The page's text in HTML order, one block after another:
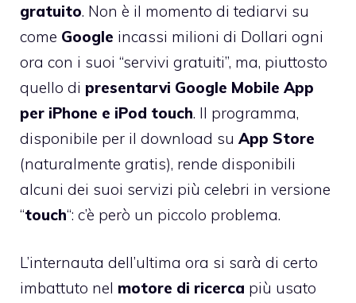
gratuito. Non è il momento di tediarvi su
come Google incassi milioni di Dollari ogni
ora con i suoi “servivi gratuiti”, ma, piuttosto
quello di presentarvi Google Mobile App
per iPhone e iPod touch. Il programma,
disponibile per il download su App Store
(naturalmente gratis), rende disponibili
alcuni dei suoi servizi più celebri in versione
“touch“: c’è però un piccolo problema.
L’internauta dell’ultima ora si sarà di certo
imbattuto nel motore di ricerca più usato